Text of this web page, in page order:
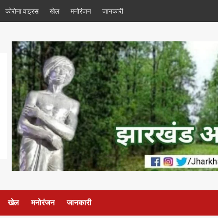
कोरोना वाइरस खेल मनोरंजन जानकारी
खेल मनोरंजन जानकारी